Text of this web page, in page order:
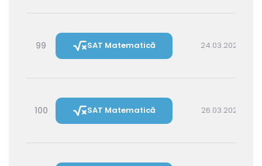
99 SAT Matematică 24.03.2027 14:30
100 SAT Matematică 26.03.2027 16:00